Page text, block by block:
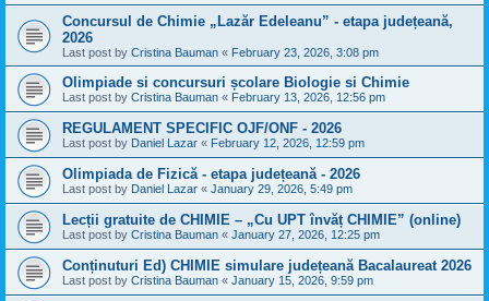
Concursul de Chimie „Lazăr Edeleanu” - etapa județeană,
2026
Last post by Cristina Bauman « February 23, 2026, 3:08 pm
Olimpiade si concursuri școlare Biologie si Chimie
Last post by Cristina Bauman « February 13, 2026, 12:56 pm
REGULAMENT SPECIFIC OJF/ONF - 2026
Last post by Daniel Lazar « February 12, 2026, 12:59 pm
Olimpiada de Fizică - etapa județeană - 2026
Last post by Daniel Lazar « January 29, 2026, 5:49 pm
Lecții gratuite de CHIMIE – „Cu UPT învăț CHIMIE” (online)
Last post by Cristina Bauman « January 27, 2026, 12:25 pm
Conținuturi Ed) CHIMIE simulare județeană Bacalaureat 2026
Last post by Cristina Bauman « January 15, 2026, 9:59 pm